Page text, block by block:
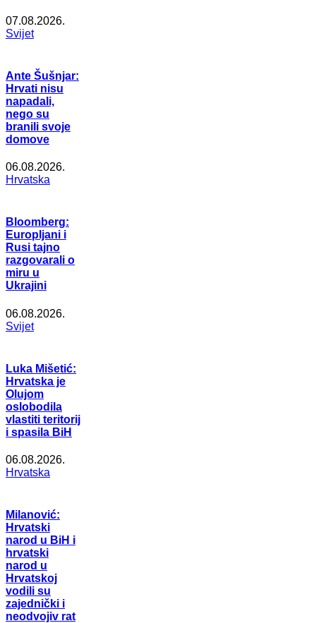
07.08.2026.
Svijet
Ante Šušnjar:
Hrvati nisu
napadali,
nego su
branili svoje
domove
06.08.2026.
Hrvatska
Bloomberg:
Europljani i
Rusi tajno
razgovarali o
miru u
Ukrajini
06.08.2026.
Svijet
Luka Mišetić:
Hrvatska je
Olujom
oslobodila
vlastiti teritorij
i spasila BiH
06.08.2026.
Hrvatska
Milanović:
Hrvatski
narod u BiH i
hrvatski
narod u
Hrvatskoj
vodili su
zajednički i
neodvojiv rat